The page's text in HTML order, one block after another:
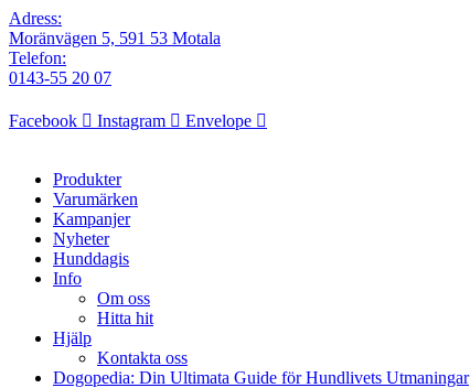
Adress:
Moränvägen 5, 591 53 Motala
Telefon:
0143-55 20 07
Facebook Instagram Envelope
Produkter
Varumärken
Kampanjer
Nyheter
Hunddagis
Info
Om oss
Hitta hit
Hjälp
Kontakta oss
Dogopedia: Din Ultimata Guide för Hundlivets Utmaningar